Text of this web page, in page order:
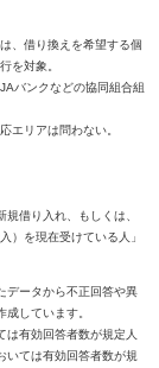
、借り換えを希望する個
を対象。
バンクなどの協同組合組
エリアは問わない。
借り入れ、もしくは、
）を現在受けている人」
データから不正回答や異
しています。
有効回答者数が規定人
いては有効回答者数が規